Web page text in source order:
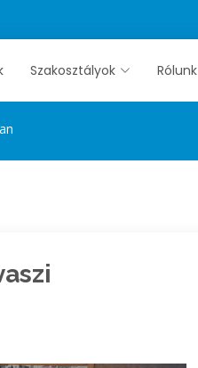
Szakosztályok Rólunk